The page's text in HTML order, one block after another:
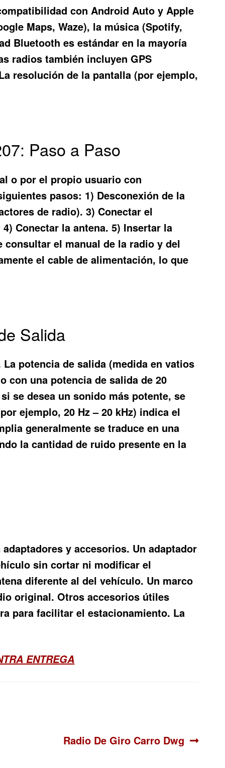
con Android Auto y Apple
Maps, Waze), la música (Spotify,
Bluetooth es estándar en la mayoría
radios también incluyen GPS
resolución de la pantalla (por ejemplo,
Paso a Paso
o por el propio usuario con
pasos: 1) Desconexión de la
de radio). 3) Conectar el
Conectar la antena. 5) Insertar la
el manual de la radio y del
el cable de alimentación, lo que
Salida
potencia de salida (medida en vatios
con una potencia de salida de 20
se desea un sonido más potente, se
ejemplo, 20 Hz – 20 kHz) indica el
generalmente se traduce en una
la cantidad de ruido presente en la
y accesorios. Un adaptador
sin cortar ni modificar el
diferente al del vehículo. Un marco
original. Otros accesorios útiles
para facilitar el estacionamiento. La
ENTREGA
Siguiente:
Radio De Giro Carro Dwg